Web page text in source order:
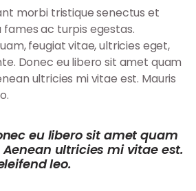
morbi tristique senectus et
ac turpis egestas.
feugiat vitae, ultricies eget,
Donec eu libero sit amet quam
ultricies mi vitae est. Mauris
eu libero sit amet quam
ultricies mi vitae est.
leo.